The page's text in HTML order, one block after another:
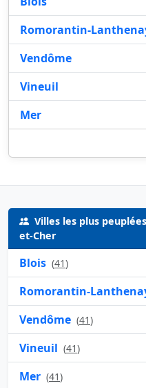
Romorantin-
Vendôme
Vineuil
Mer
Villes les plus
et-Cher
Blois (41)
Romorantin-
Vendôme (41)
Vineuil (41)
Mer (41)